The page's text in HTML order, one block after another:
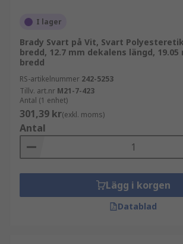
I lager
Brady Svart på Vit, Svart
bredd, 12.7 mm dekalens längd,
bredd
RS-artikelnummer 242-5253
Tillv. art.nr M21-7-423
Antal (1 enhet)
301,39 kr(exkl. moms)
Antal
Lägg i korgen
Datablad